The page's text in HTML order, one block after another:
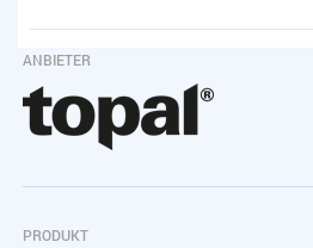
ANBIETER
PRODUKT